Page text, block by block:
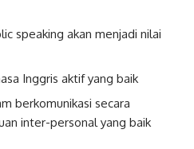
speaking akan menjadi nilai
Inggris aktif yang baik
berkomunikasi secara
inter-personal yang baik